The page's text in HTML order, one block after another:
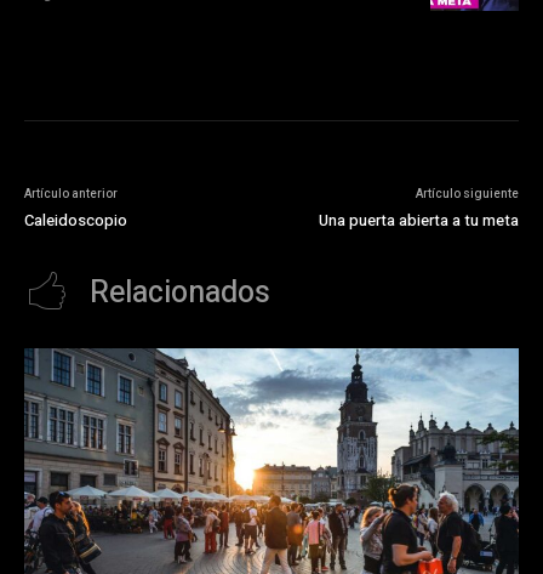
Artículo anterior
Caleidoscopio
Artículo siguiente
Una puerta abierta a tu meta
Relacionados